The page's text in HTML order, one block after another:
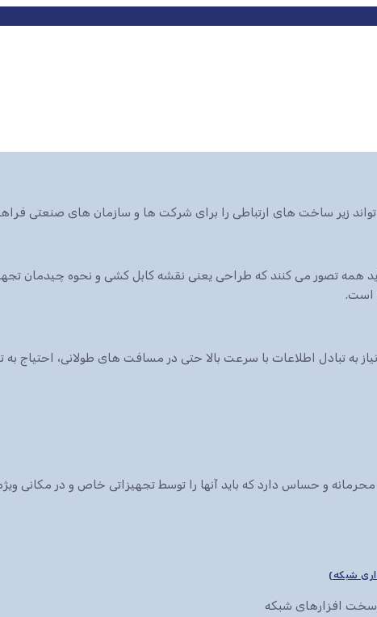
زیر ساخت های ارتباطی را برای شرکت ها و سازمان های صنعتی
تصور می کنند که طراحی یعنی نقشه کابل کشی و نحوه چیدمان
است.
به تبادل اطلاعات با سرعت بالا حتی در مسافت های طولانی، احتیاج
و حساس دارد که باید آنها را توسط تجهیزاتی خاص و در مکانی
و سخت افزارهای شبکه